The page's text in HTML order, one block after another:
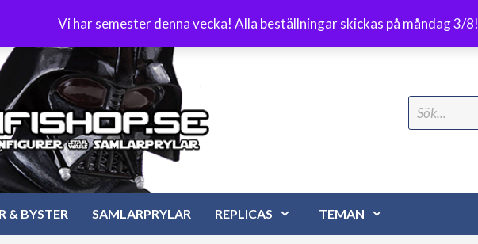
Vi har semester denna vecka! Alla beställningar skickas på måndag 3/8!
Öppet köp 30 dagar Frakt 89 kr
Search
for:
& BYSTER SAMLARPRYLAR REPLICAS TEMAN